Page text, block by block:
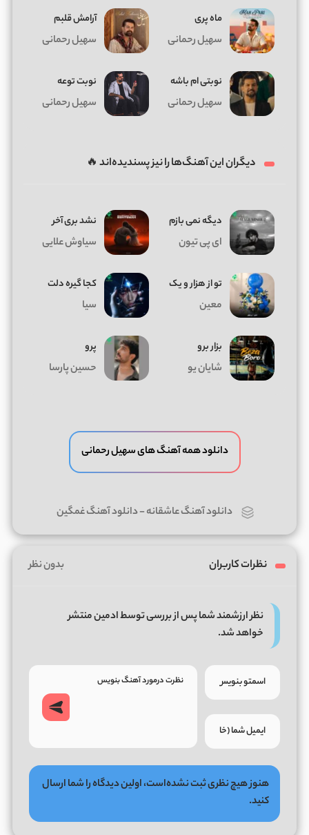
ماه پری
سهیل رحمانی
آرامش قلبم
سهیل رحمانی
نوبتی ام باشه
سهیل رحمانی
نوبت توعه
سهیل رحمانی
دیگران این آهنگ‌ها را نیز پسندیده‌اند 🔥
دیگه نمی بازم
ای پی تیون
نشد بری آخر
سیاوش علایی
تو از هزار و یک
معین
کجا گیره دلت
سیا
بزار برو
شایان یو
پرو
حسین پارسا
دانلود همه آهنگ های سهیل رحمانی
دانلود آهنگ عاشقانه-دانلود آهنگ غمگین
نظرات کاربران بدون نظر
نظر ارزشمند شما پس از بررسی توسط ادمین منتشر
خواهد شد.
هنوز هیچ نظری ثبت نشده‌است، اولین دیدگاه را شما ارسال
کنید.